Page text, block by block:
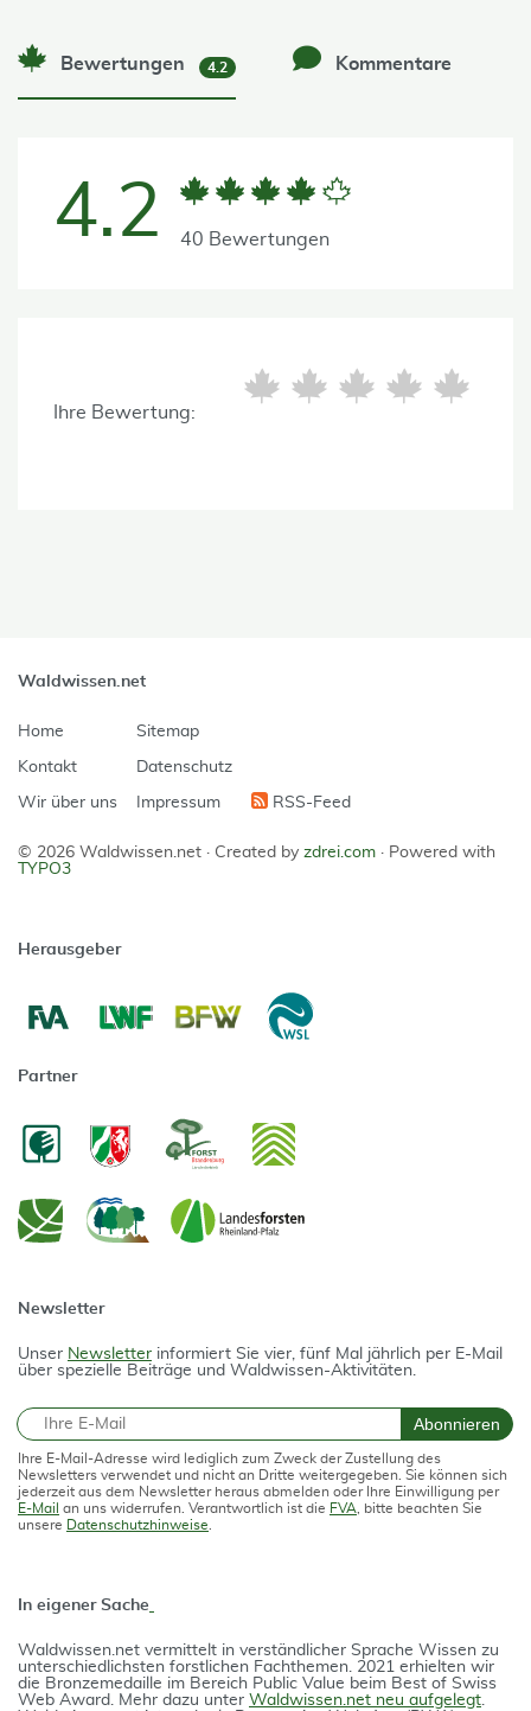
Bewertungen 4.2 Kommentare
4.2 40 Bewertungen
Ihre Bewertung:
Waldwissen.net
Home
Kontakt
Wir über uns
Sitemap
Datenschutz
Impressum RSS-Feed
© 2026 Waldwissen.net · Created by zdrei.com · Powered with
TYPO3
Herausgeber
Partner
Newsletter
Unser Newsletter informiert Sie vier, fünf Mal jährlich per E-Mail
über spezielle Beiträge und Waldwissen-Aktivitäten.
E-Mail Abonnieren
Ihre E-Mail-Adresse wird lediglich zum Zweck der Zustellung des
Newsletters verwendet und nicht an Dritte weitergegeben. Sie können sich
jederzeit aus dem Newsletter heraus abmelden oder Ihre Einwilligung per
E-Mail an uns widerrufen. Verantwortlich ist die FVA , bitte beachten Sie
unsere Datenschutzhinweise
In eigener Sache
Waldwissen.net vermittelt in verständlicher Spra­che Wissen zu
unterschiedlichsten forstlichen Fach­themen. 2021 erhielten wir
die Bron­ze­medail­le im Bereich Public Value beim Best of Swiss
Web Award. Mehr dazu unter Waldwissen.net neu aufgelegt.